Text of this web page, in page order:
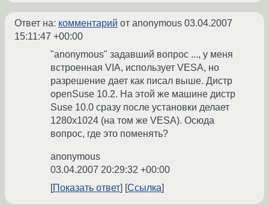
Ответ на: комментарий от anonymous 03.04.2007
15:11:47 +00:00
"anonymous" задавший вопрос ..., у меня
встроенная VIA, использует VESA, но
разрешение дает как писал выше. Дистр
openSuse 10.2. На этой же машине дистр
Suse 10.0 сразу после установки делает
1280x1024 (на том же VESA). Осюда
вопрос, где это поменять?
anonymous
03.04.2007 20:29:32 +00:00
Показать ответ
Ссылка